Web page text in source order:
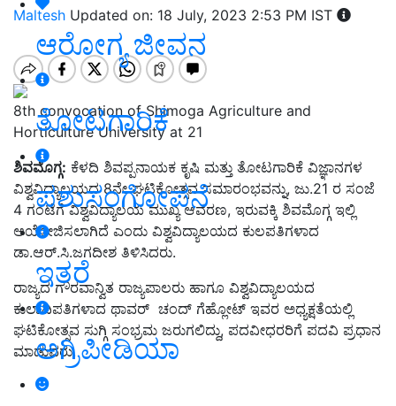
ಆರೋಗ್ಯ ಜೀವನ
ತೋಟಗಾರಿಕೆ
ಪಶುಸಂಗೋಪನೆ
ಇತರೆ
ಅಗ್ರಿಪೀಡಿಯಾ
Maltesh Updated on: 18 July, 2023 2:53 PM IST
8th convocation of Shimoga Agriculture and
Horticulture University at 21
ಶಿವಮೊಗ್ಗ: ಕೆಳದಿ ಶಿವಪ್ಪನಾಯಕ ಕೃಷಿ ಮತ್ತು ತೋಟಗಾರಿಕೆ ವಿಜ್ಞಾನಗಳ
ವಿಶ್ವವಿದ್ಯಾಲಯದ 8ನೇ ಘಟಿಕೋತ್ಸವ ಸಮಾರಂಭವನ್ನು, ಜು.21 ರ ಸಂಜೆ
4 ಗಂಟೆಗೆ ವಿಶ್ವವಿದ್ಯಾಲಯ ಮುಖ್ಯ ಆವರಣ, ಇರುವಕ್ಕಿ ಶಿವಮೊಗ್ಗ ಇಲ್ಲಿ
ಆಯೋಜಿಸಲಾಗಿದೆ ಎಂದು ವಿಶ್ವವಿದ್ಯಾಲಯದ ಕುಲಪತಿಗಳಾದ
ಡಾ.ಆರ್.ಸಿ.ಜಗದೀಶ ತಿಳಿಸಿದರು.
ರಾಜ್ಯದ ಗೌರವಾನ್ವಿತ ರಾಜ್ಯಪಾಲರು ಹಾಗೂ ವಿಶ್ವವಿದ್ಯಾಲಯದ
ಕುಲಾದಿಪತಿಗಳಾದ ಥಾವರ್‌ ಚಂದ್ ಗೆಹ್ಲೋಟ್ ಇವರ ಅಧ್ಯಕ್ಷತೆಯಲ್ಲಿ
ಘಟಿಕೋತ್ಸವ ಸುಗ್ಗಿ ಸಂಭ್ರಮ ಜರುಗಲಿದ್ದು, ಪದವೀಧರರಿಗೆ ಪದವಿ ಪ್ರಧಾನ
ಮಾಡುವರು.